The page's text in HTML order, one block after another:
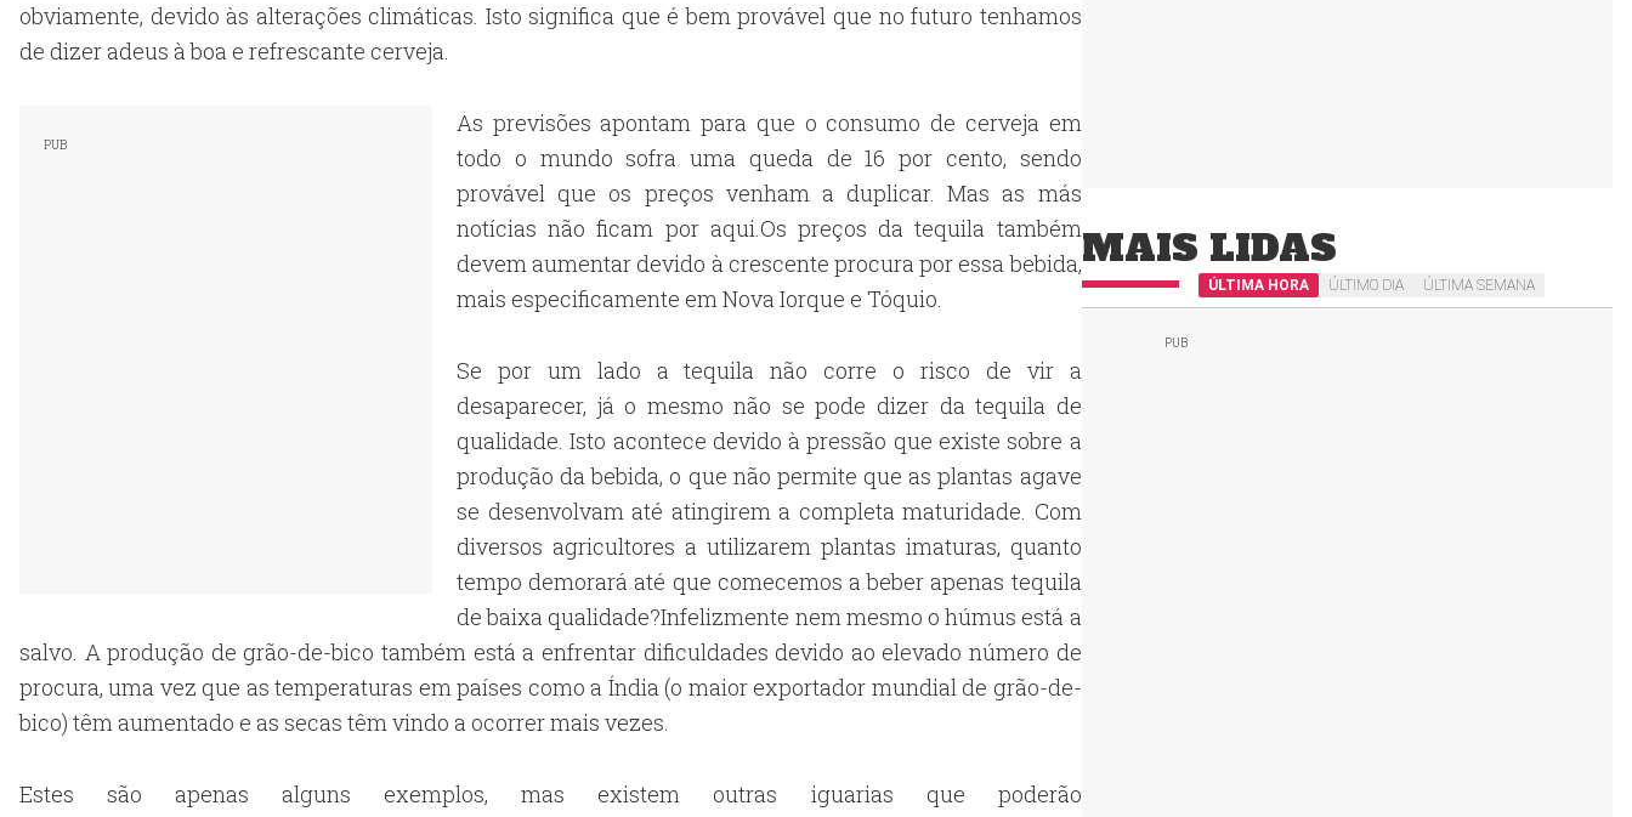
obviamente, devido às alterações climáticas. Isto significa que é bem provável que no futuro tenhamos
de dizer adeus à boa e refrescante cerveja.
As previsões apontam para que o consumo de cerveja em
todo o mundo sofra uma queda de 16 por cento, sendo
provável que os preços venham a duplicar. Mas as más
notícias não ficam por aqui.Os preços da tequila também
devem aumentar devido à crescente procura por essa bebida,
mais especificamente em Nova Iorque e Tóquio.
Se por um lado a tequila não corre o risco de vir a
desaparecer, já o mesmo não se pode dizer da tequila de
qualidade. Isto acontece devido à pressão que existe sobre a
produção da bebida, o que não permite que as plantas agave
se desenvolvam até atingirem a completa maturidade. Com
diversos agricultores a utilizarem plantas imaturas, quanto
tempo demorará até que comecemos a beber apenas tequila
de baixa qualidade?Infelizmente nem mesmo o húmus está a
salvo. A produção de grão-de-bico também está a enfrentar dificuldades devido ao elevado número de
procura, uma vez que as temperaturas em países como a Índia (o maior exportador mundial de grão-de-
bico) têm aumentado e as secas têm vindo a ocorrer mais vezes.
Estes são apenas alguns exemplos, mas existem outras iguarias que poderão
MAIS LIDAS
ÚLTIMA HORA ÚLTIMO DIA ÚLTIMA SEMANA